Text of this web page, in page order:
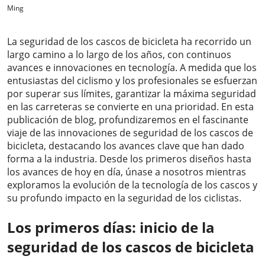
Ming
La seguridad de los cascos de bicicleta ha recorrido un
largo camino a lo largo de los años, con continuos
avances e innovaciones en tecnología. A medida que los
entusiastas del ciclismo y los profesionales se esfuerzan
por superar sus límites, garantizar la máxima seguridad
en las carreteras se convierte en una prioridad. En esta
publicación de blog, profundizaremos en el fascinante
viaje de las innovaciones de seguridad de los cascos de
bicicleta, destacando los avances clave que han dado
forma a la industria. Desde los primeros diseños hasta
los avances de hoy en día, únase a nosotros mientras
exploramos la evolución de la tecnología de los cascos y
su profundo impacto en la seguridad de los ciclistas.
Los primeros días: inicio de la
seguridad de los cascos de bicicleta